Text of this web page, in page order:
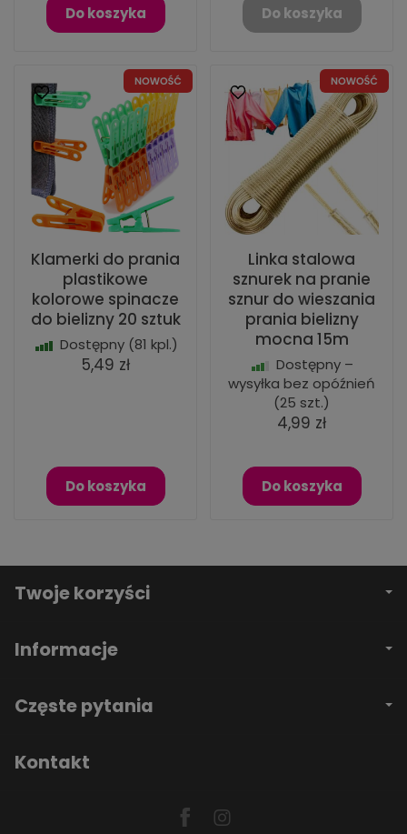
Do koszyka Do koszyka
Klamerki do prania
plastikowe
kolorowe spinacze
do bielizny 20 sztuk
Dostępny(81 kpl.)
5,49 zł
Do koszyka
Linka stalowa
sznurek na pranie
sznur do wieszania
prania bielizny
mocna 15m
Dostępny –
wysyłka bez opóźnień
(25 szt.)
4,99 zł
Do koszyka
Twoje korzyści
Informacje
Częste pytania
Kontakt